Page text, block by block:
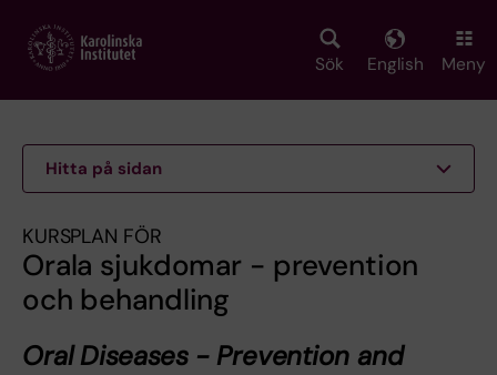
main
Sök English Meny
Hitta på sidan
KURSPLAN FÖR
Orala sjukdomar - prevention
och behandling
Oral Diseases - Prevention and